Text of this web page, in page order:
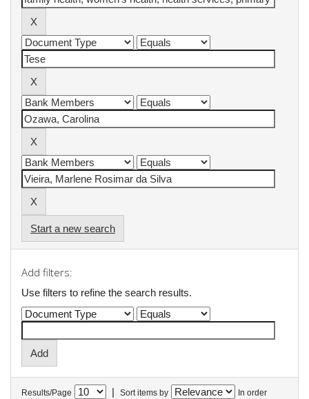
Start a new search
Add filters:
Use filters to refine the search results.
Results/Page | Sort items by In order